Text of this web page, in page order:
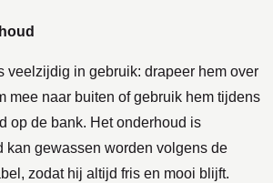
veelzijdig in gebruik: drapeer hem over
mee naar buiten of gebruik hem tijdens
op de bank. Het onderhoud is
kan gewassen worden volgens de
zodat hij altijd fris en mooi blijft.